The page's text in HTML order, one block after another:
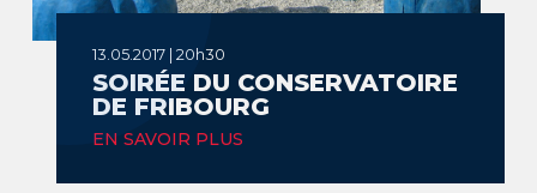
13.05.2017 | 20h30
SOIRÉE DU CONSERVATOIRE
DE FRIBOURG
EN SAVOIR PLUS